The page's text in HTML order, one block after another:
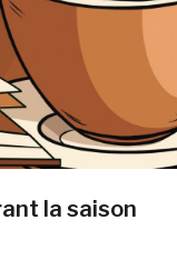
la saison